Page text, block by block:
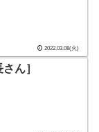
2022.03.08(火)
ん］